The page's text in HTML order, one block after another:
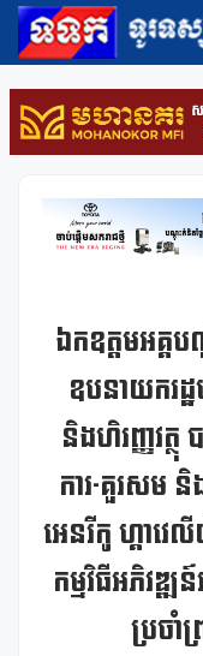
ឯកឧត្តមអគ្គ
ឧបនាយករដ្ឋ
និងហិរញ្ញវត្
ការ-គួរសម
អេនរីកូ ហ្គាវេ
កម្មវិធីអភិវឌ្ឍ
ប្រចាំ